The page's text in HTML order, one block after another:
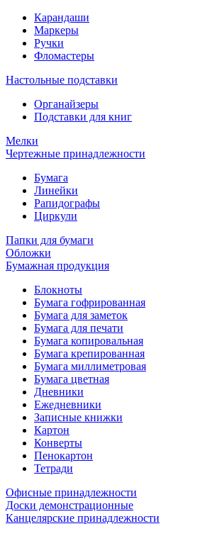
Карандаши
Маркеры
Ручки
Фломастеры
Настольные подставки
Органайзеры
Подставки для книг
Мелки
Чертежные принадлежности
Бумага
Линейки
Рапидографы
Циркули
Папки для бумаги
Обложки
Бумажная продукция
Блокноты
Бумага гофрированная
Бумага для заметок
Бумага для печати
Бумага копировальная
Бумага крепированная
Бумага миллиметровая
Бумага цветная
Дневники
Ежедневники
Записные книжки
Картон
Конверты
Пенокартон
Тетради
Офисные принадлежности
Доски демонстрационные
Канцелярские принадлежности